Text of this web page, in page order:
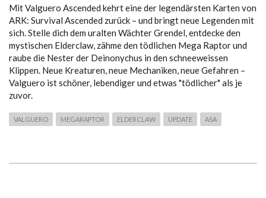
Mit Valguero Ascended kehrt eine der legendärsten Karten von
ARK: Survival Ascended zurück – und bringt neue Legenden mit
sich. Stelle dich dem uralten Wächter Grendel, entdecke den
mystischen Elderclaw, zähme den tödlichen Mega Raptor und
raube die Nester der Deinonychus in den schneeweissen
Klippen. Neue Kreaturen, neue Mechaniken, neue Gefahren –
Valguero ist schöner, lebendiger und etwas "tödlicher" als je
zuvor.
VALGUERO MEGARAPTOR ELDERCLAW UPDATE ASA